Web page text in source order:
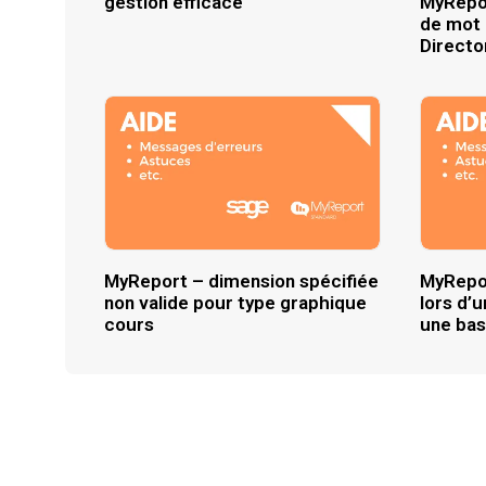
de mot
MyReport – dimension spécifiée
non valide pour type graphique
cours
lors
une